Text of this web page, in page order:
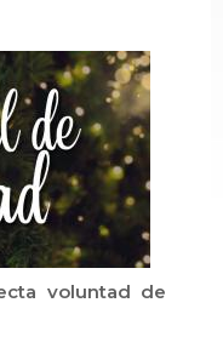
voluntad de